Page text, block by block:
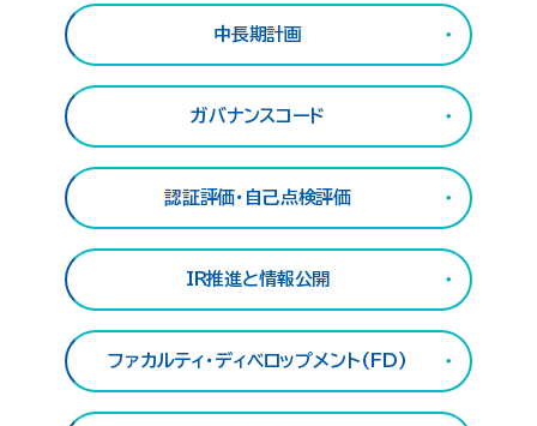
中長期計画
ガバナンスコード
認証評価・自己点検評価
IR推進と情報公開
ファカルティ・ディベロップメント(FD)